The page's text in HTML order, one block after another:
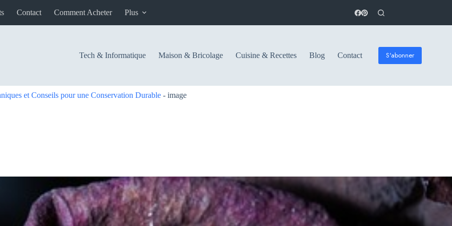
Contact Comment Acheter Plus
Tech & Informatique Maison & Bricolage Cuisine & Recettes Blog Contact S'abonner
et Conseils pour une Conservation Durable - image